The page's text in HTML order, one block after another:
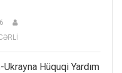
Hüquqi Yardım